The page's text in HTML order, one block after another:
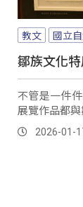
教文 國立
鄒族文化
不管是一件
展覽作品都
2026-01-